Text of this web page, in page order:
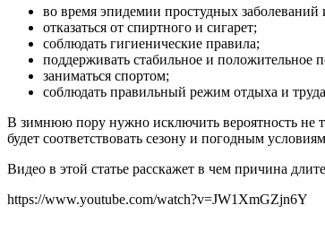
во время эпидемии простудных заболеваний
отказаться от спиртного и сигарет;
соблюдать гигиенические правила;
поддерживать стабильное и положительное
заниматься спортом;
соблюдать правильный режим отдыха и
В зимнюю пору нужно исключить вероятность не
будет соответствовать сезону и погодным
Видео в этой статье расскажет в чем причина
https://www.youtube.com/watch?v=JW1XmGZjn6Y